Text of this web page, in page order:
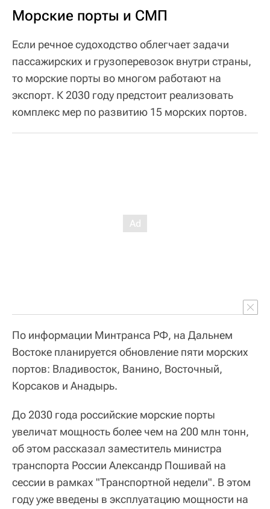
Морские порты и СМП
Если речное судоходство облегчает задачи
пассажирских и грузоперевозок внутри страны,
то морские порты во многом работают на
экспорт. К 2030 году предстоит реализовать
комплекс мер по развитию 15 морских портов.
По информации Минтранса РФ, на Дальнем
Востоке планируется обновление пяти морских
портов: Владивосток, Ванино, Восточный,
Корсаков и Анадырь.
До 2030 года российские морские порты
увеличат мощность более чем на 200 млн тонн,
об этом рассказал заместитель министра
транспорта России Александр Пошивай на
сессии в рамках "Транспортной недели". В этом
году уже введены в эксплуатацию мощности на